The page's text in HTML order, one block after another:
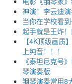
神演！李云迪
当你在学校看
起手就是王炸
【4K顶级画质
上纯音！！！
《泰坦尼克号
琴演奏版
钢琴演奏常用8